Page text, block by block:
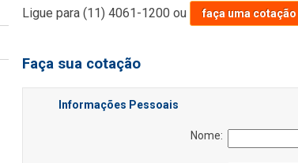
Ligue para(11) 4061-1200 ou faça uma cotação
Faça sua cotação
Informações Pessoais
Nome: